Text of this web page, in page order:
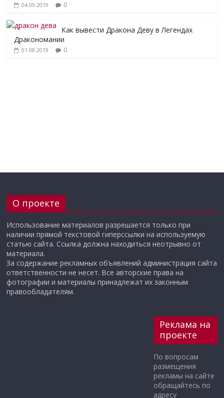
04.09.2019 0
Как вывести Дракона Деву в Легендах
Дракономании
01.08.2019 0
О проекте
Использование материалов разрешается только при
наличии прямой текстовой гиперссылки на используемую
статью сайта. Ссылка должна находиться неотрывно от
материала.
За содержание рекламных объявлений администрация сайта
ответственности не несет. Все авторские права на
фотографии и материалы принадлежат их законным
правообладателям.
Реклама на
проекте
По вопросам
размещения
рекламы на сайте
обращайтесь по
адресу